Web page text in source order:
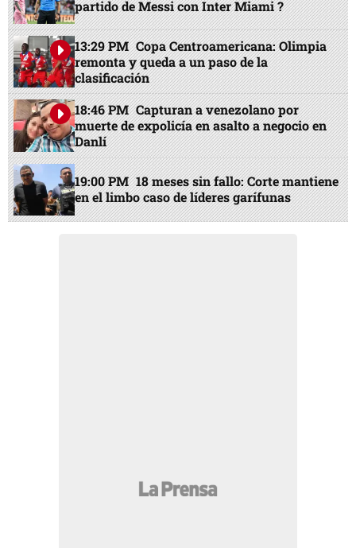
partido de Messi con Inter Miami ?
13:29 PM Copa Centroamericana: Olimpia
remonta y queda a un paso de la
clasificación
18:46 PM Capturan a venezolano por
muerte de expolicía en asalto a negocio en
Danlí
19:00 PM 18 meses sin fallo: Corte mantiene
en el limbo caso de líderes garífunas